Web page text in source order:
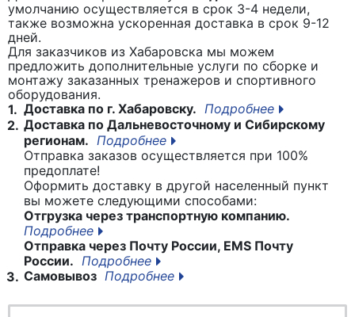
умолчанию осуществляется в срок 3-4 недели,
также возможна ускоренная доставка в срок 9-12
дней.
Для заказчиков из Хабаровска мы можем
предложить дополнительные услуги по сборке и
монтажу заказанных тренажеров и спортивного
оборудования.
1. Доставка по г. Хабаровску. Подробнее
2. Доставка по Дальневосточному и Сибирскому
регионам. Подробнее
Отправка заказов осуществляется при 100%
предоплате!
Оформить доставку в другой населенный пункт
вы можете следующими способами:
Отгрузка через транспортную компанию.
Подробнее
Отправка через Почту России, EMS Почту
России. Подробнее
3. Самовывоз Подробнее